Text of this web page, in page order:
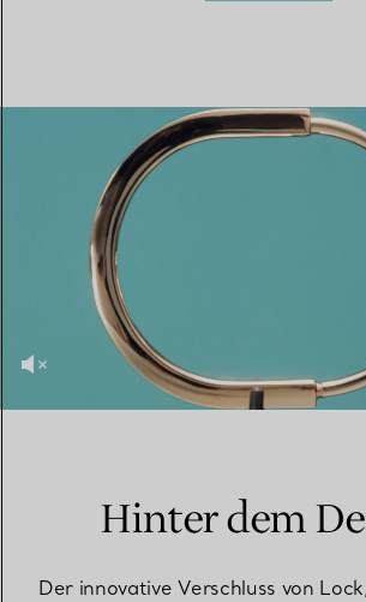
Hinter dem
Der innovative Verschluss von